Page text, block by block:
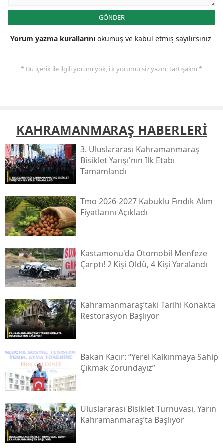
GÖNDER
Yorum yazma kurallarını okumuş ve kabul etmiş sayılırsınız
* Bu içerik ile ilgili yorum yok, ilk yorumu siz yazın, tartışalım *
KAHRAMANMARAŞ HABERLERİ
3. Uluslararası Kahramanmaraş
Bisiklet Yarışı'nın Ilk Etabı
Tamamlandı
Tmo 2026-2027 Kabuklu Fındık Alım
Fiyatlarını Açıkladı
Kastamonu'da Otomobil Menfeze
Çarptı! 2 Kişi Öldü, 4 Kişi Yaralandı
Kahramanmaraş’taki Tarihi Konakta
Restorasyon Başlıyor
Bakan Kacır: “yerel Kalkınmaya Sahip
Çıkmak Zorundayız”
Uluslararası Bisiklet Turnuvası, Yarın
Kahramanmaraş’ta Başlıyor